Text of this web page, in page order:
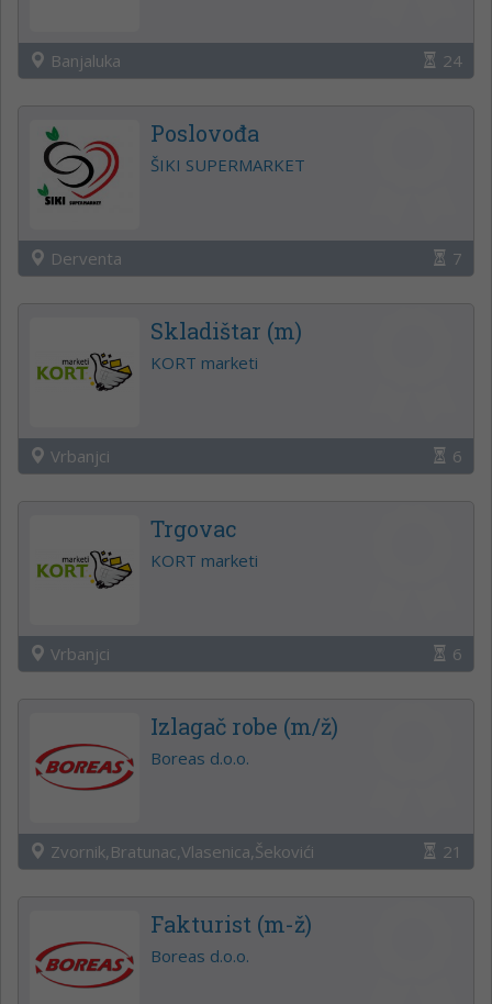
Banjaluka 24
Poslovođa
ŠIKI SUPERMARKET
Derventa 7
Skladištar (m)
KORT marketi
Vrbanjci 6
Trgovac
KORT marketi
Vrbanjci 6
Izlagač robe (m/ž)
Boreas d.o.o.
Zvornik,Bratunac,Vlasenica,Šekovići 21
Fakturist (m-ž)
Boreas d.o.o.